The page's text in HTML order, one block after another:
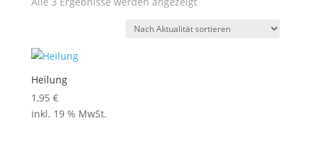
sortiert
Heilung
1,95 €
inkl. 19 % MwSt.